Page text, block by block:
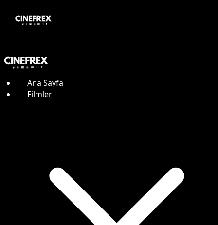
Ana Sayfa
Filmler